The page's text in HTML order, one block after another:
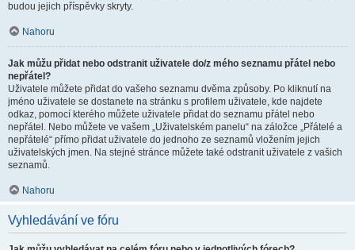
budou jejich příspěvky skryty.
Nahoru
Jak můžu přidat nebo odstranit uživatele do/z mého seznamu přátel nebo
nepřátel?
Uživatele můžete přidat do vašeho seznamu dvěma způsoby. Po kliknutí na
jméno uživatele se dostanete na stránku s profilem uživatele, kde najdete
odkaz, pomocí kterého můžete uživatele přidat do seznamu přátel nebo
nepřátel. Nebo můžete ve vašem „Uživatelském panelu“ na záložce „Přátelé a
nepřátelé“ přímo přidat uživatele do jednoho ze seznamů vložením jejich
uživatelských jmen. Na stejné stránce můžete také odstranit uživatele z vašich
seznamů.
Nahoru
Vyhledávání ve fóru